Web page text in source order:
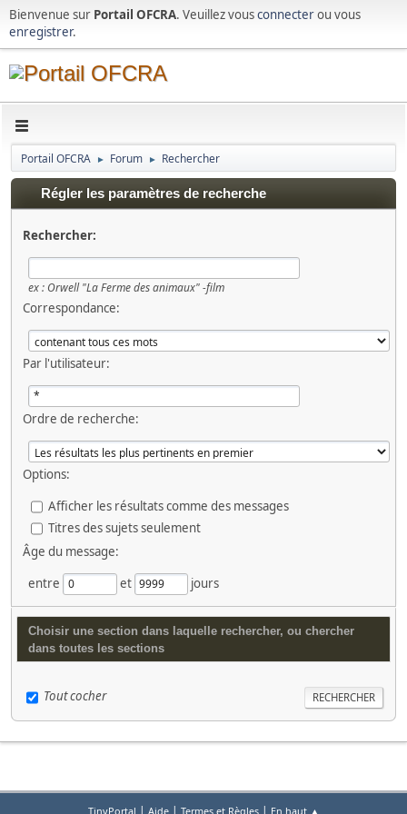
Bienvenue sur Portail OFCRA. Veuillez vousconnecterou vous
enregistrer.
Portail OFCRA ► Forum ► Rechercher
Régler les paramètres de recherche
Rechercher:
ex : Orwell "La Ferme des animaux" -film
Correspondance:
Par l'utilisateur:
Ordre de recherche:
Options:
Afficher les résultats comme des messages
Titres des sujets seulement
Âge du message:
entre
et jours
Choisir une section dans laquelle rechercher, ou chercher
dans toutes les sections
Tout cocher
TinyPortal Aide Termes et Règles En haut ▲